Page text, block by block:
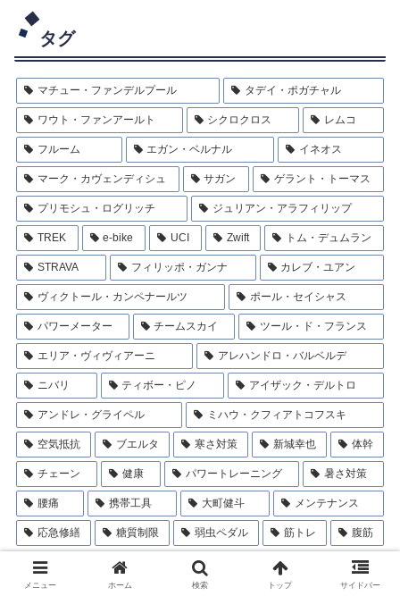
タグ
マチュー・ファンデルプール タデイ・ポガチャル
ワウト・ファンアールト シクロクロス レムコ
フルーム エガン・ベルナル イネオス
マーク・カヴェンディシュ サガン ゲラント・トーマス
プリモシュ・ログリッチ ジュリアン・アラフィリップ
TREK e-bike UCI Zwift トム・デュムラン
STRAVA フィリッポ・ガンナ カレブ・ユアン
ヴィクトール・カンペナールツ ポール・セイシャス
パワーメーター チームスカイ ツール・ド・フランス
エリア・ヴィヴィアーニ アレハンドロ・バルベルデ
ニバリ ティボー・ピノ アイザック・デルトロ
アンドレ・グライペル ミハウ・クフィアトコフスキ
空気抵抗 ブエルタ 寒さ対策 新城幸也 体幹
チェーン 健康 パワートレーニング 暑さ対策
腰痛 携帯工具 大町健斗 メンテナンス
応急修繕 糖質制限 弱虫ペダル 筋トレ 腹筋
メニュー ホーム 検索 トップ サイドバー